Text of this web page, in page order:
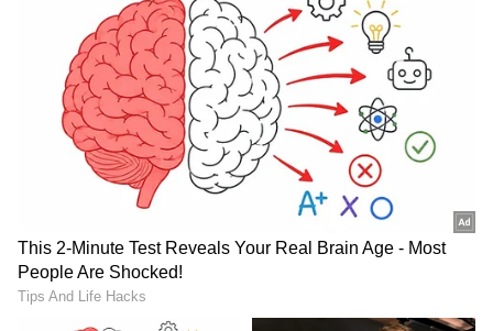
Image Credit : Indian Cricket Ministry Video X
ನಿಯಮ ಉಲ್ಲಂಘಿಸಿದ ಇಬ್ಬರು ಕ್ರಿಕೆಟಿಗರು
ಗೌರವ್ ಜಾಥರ್ ಹಾಗೂ ತುಷಾರ್ ದೇಶಾಪಾಂಡೆ ಇಬ್ಬರನ್ನು
ಆಟಗಾರರು ದೂರ ಸರಿಸುವ ಪ್ರಯತ್ನ ಮಾಡಿದ್ದಾರೆ. ಆದರೆ
ಇಬ್ಬರು ತಣ್ಣಗಾಗುವ ಲಕ್ಷಣ ಇರಲಿಲ್ಲ. ಬೈಗುಳ,
ಮುಂದುವರಿದಿದೆ. ಅಂಪೈರ್ ಮನವಿ ಮಾಡಿಕೊಂಡರೂ
ಕೇಳಲೇ ಇಲ್ಲ. ಇಬ್ಬರೂ ಕೂಡ ಕ್ರಿಕೆಟ್ ನಿಯಮ
ಉಲ್ಲಂಘಿಸಿದ್ದಾರೆ. ಈ ಜಗಳ ಅಭಿಮಾನಿಗಳಲ್ಲಿ ಆತಂಕ